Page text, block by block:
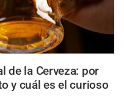
de la Cerveza: por
y cuál es el curioso